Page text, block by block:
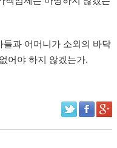
과 어머니가 소외의 바닥
어야 하지 않겠는가.